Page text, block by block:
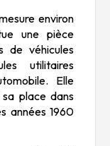
environ
une pièce
de véhicules
utilitaires
Elle
place dans
années 1960